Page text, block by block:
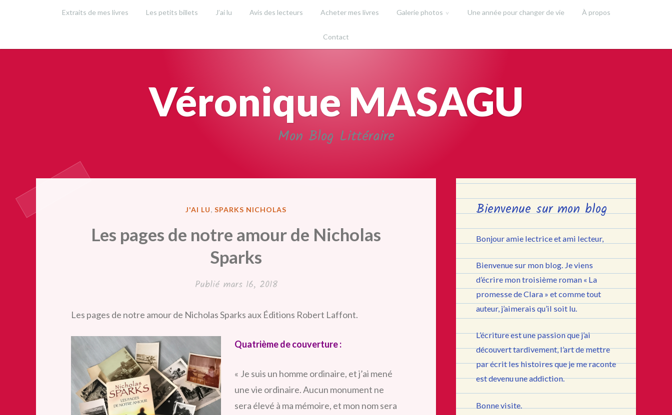
Extraits de mes livres Les petits billets J’ai lu Avis des lecteurs Acheter mes livres Galerie photos Une année pour changer de vie À propos
Contact
Véronique MASAGU
Mon Blog Littéraire
PUBLIÉ
J'AI LU,SPARKS NICHOLAS
Les pages de notre amour de Nicholas
Sparks
Publié mars 16, 2018
Les pages de notre amour de Nicholas Sparks aux Éditions Robert Laffont.
Quatrième de couverture :
« Je suis un homme ordinaire, et j’ai mené
une vie ordinaire. Aucun monument ne
sera élevé à ma mémoire, et mon nom sera
Bienvenue sur mon blog
Bonjour amie lectrice et ami lecteur,
Bienvenue sur mon blog. Je viens
d’écrire mon troisième roman « La
promesse de Clara » et comme tout
auteur, j’aimerais qu’il soit lu.
L’écriture est une passion que j’ai
découvert tardivement, l’art de mettre
par écrit les histoires que je me raconte
est devenu une addiction.
Bonne visite.